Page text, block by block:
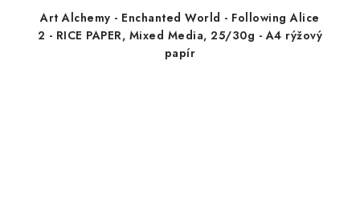
Art Alchemy - Enchanted World - Following Alice
2 - RICE PAPER, Mixed Media, 25/30g - A4 rýžový
papír